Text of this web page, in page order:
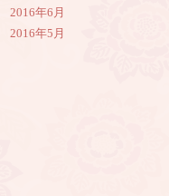
2016年6月
2016年5月